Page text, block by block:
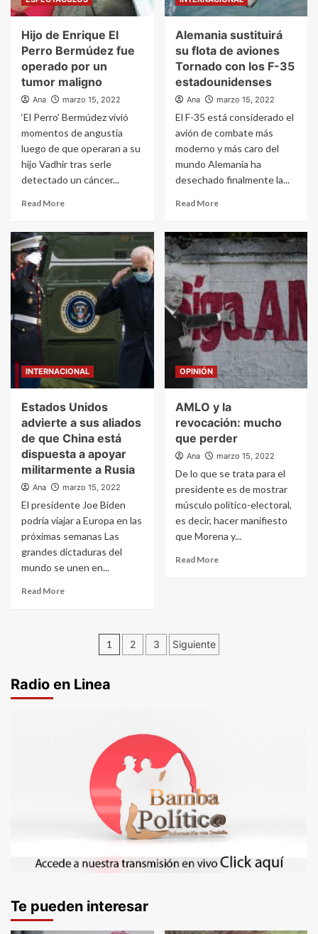
Hijo de Enrique El
Perro Bermúdez fue
operado por un
tumor maligno
Ana marzo 15, 2022
‘El Perro' Bermúdez vivió
momentos de angustia
luego de que operaran a su
hijo Vadhir tras serle
detectado un cáncer...
Read More
Alemania sustituirá
su flota de aviones
Tornado con los F-35
estadounidenses
Ana marzo 15, 2022
El F-35 está considerado el
avión de combate más
moderno y más caro del
mundo Alemania ha
desechado finalmente la...
Read More
INTERNACIONAL
Estados Unidos
advierte a sus aliados
de que China está
dispuesta a apoyar
militarmente a Rusia
Ana marzo 15, 2022
El presidente Joe Biden
podría viajar a Europa en las
próximas semanas Las
grandes dictaduras del
mundo se unen en...
Read More
OPINIÓN
AMLO y la
revocación: mucho
que perder
Ana marzo 15, 2022
De lo que se trata para el
presidente es de mostrar
músculo político-electoral,
es decir, hacer manifiesto
que Morena y...
Read More
Paginación
entradas
1 2 3 Siguiente
Radio en Linea
Te pueden interesar